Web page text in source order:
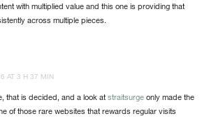
with multiplied value and this one is providing that
across multiple pieces.
AT 3 H 37 MIN
that is decided, and a look atstraitsurgeonly made the
of those rare websites that rewards regular visits